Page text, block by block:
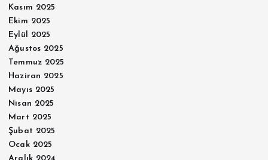
Kasım 2025
Ekim 2025
Eylül 2025
Ağustos 2025
Temmuz 2025
Haziran 2025
Mayıs 2025
Nisan 2025
Mart 2025
Şubat 2025
Ocak 2025